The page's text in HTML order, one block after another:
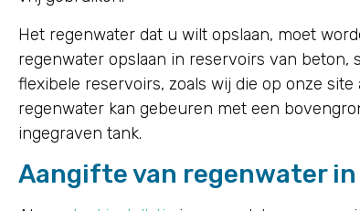
Het regenwater dat u wilt opslaan, moet
regenwater opslaan in reservoirs van beton,
flexibele reservoirs, zoals wij die op onze site
regenwater kan gebeuren met een
ingegraven tank.
Aangifte van regenwater